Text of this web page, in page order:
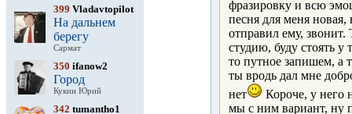
399 Vladavtopilot
На дальнем
берегу
Сармат
350 ifanow2
Город
Кукин Юрий
342 tumantho1
фразировку и всю
песня для меня новая,
отправил ему,
студию, буду стоять у
то путное запишем, а
ты вродь дал мне
нет
Короче, у него
мы с ним вариант, ну